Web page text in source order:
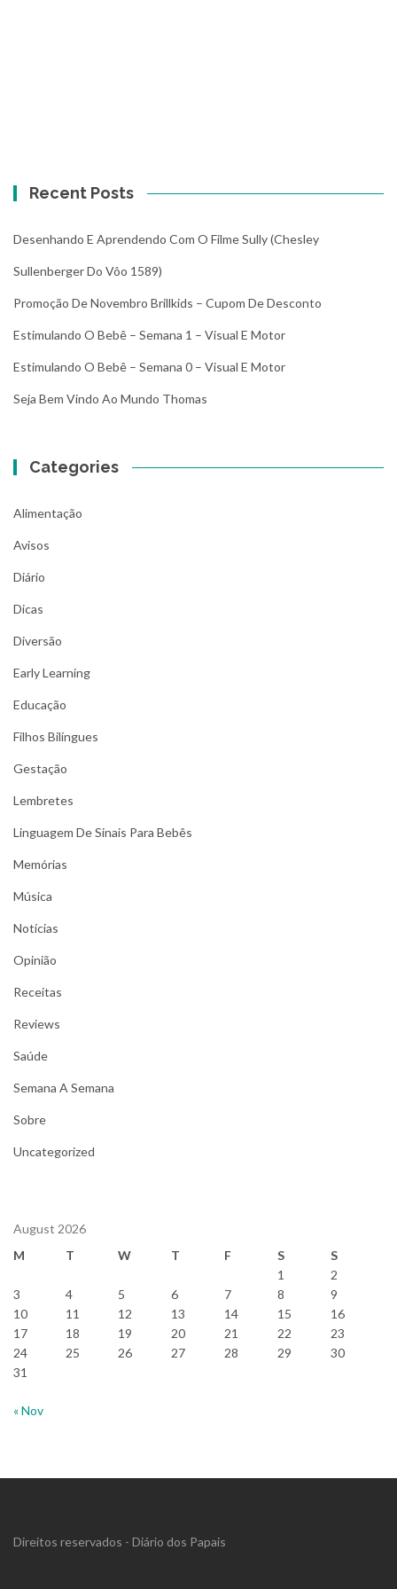
Recent Posts
Desenhando E Aprendendo Com O Filme Sully (Chesley
Sullenberger Do Vôo 1589)
Promoção De Novembro Brillkids – Cupom De Desconto
Estimulando O Bebê – Semana 1 – Visual E Motor
Estimulando O Bebê – Semana 0 – Visual E Motor
Seja Bem Vindo Ao Mundo Thomas
Categories
Alimentação
Avisos
Diário
Dicas
Diversão
Early Learning
Educação
Filhos Bilíngues
Gestação
Lembretes
Linguagem De Sinais Para Bebês
Memórias
Música
Notícias
Opinião
Receitas
Reviews
Saúde
Semana A Semana
Sobre
Uncategorized
August 2026
M
T W T F S
S
1
2
3
4 5 6 7 8
9
10
11 12 13 14 15
16
17
18 19 20 21 22
23
24
25 26 27 28 29
30
31
« Nov
Direitos reservados - Diário dos Papais